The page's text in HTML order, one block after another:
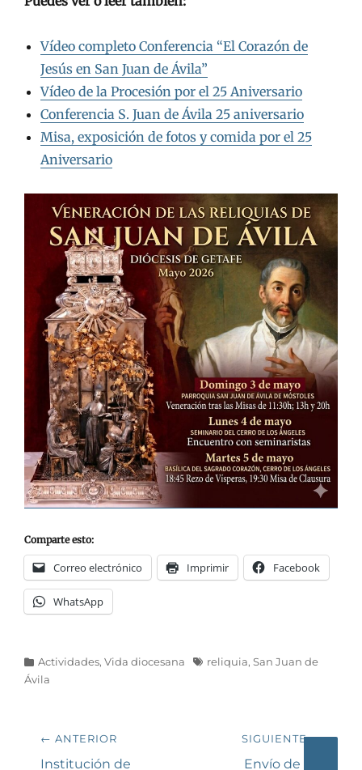
Vídeo completo Conferencia “El Corazón de
Jesús en San Juan de Ávila”
Vídeo de la Procesión por el 25 Aniversario
Conferencia S. Juan de Ávila 25 aniversario
Misa, exposición de fotos y comida por el 25
Aniversario
Comparte esto:
Correo electrónico Imprimir Facebook
WhatsApp
Categorías
Actividades, Vida diocesana Etiquetas
reliquia, San Juan de
Ávila
Navegación
de
← ANTERIOR
Entrada
Institución de
SIGUIENTE →
SiguienteEnvío de los